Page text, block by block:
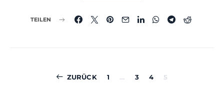
TEILEN
ZURÜCK 1 … 3 4 5